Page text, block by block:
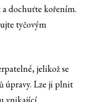
a dochuťte kořením.
tyčovým
jelikož se
úpravy. Lze ji plnit